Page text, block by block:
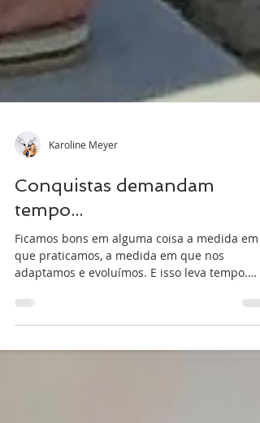
Karoline Meyer
Conquistas demandam
tempo...
Ficamos bons em alguma coisa a medida em
que praticamos, a medida em que nos